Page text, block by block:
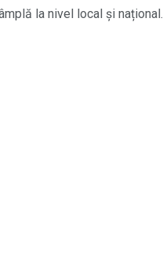
la nivel local și național.